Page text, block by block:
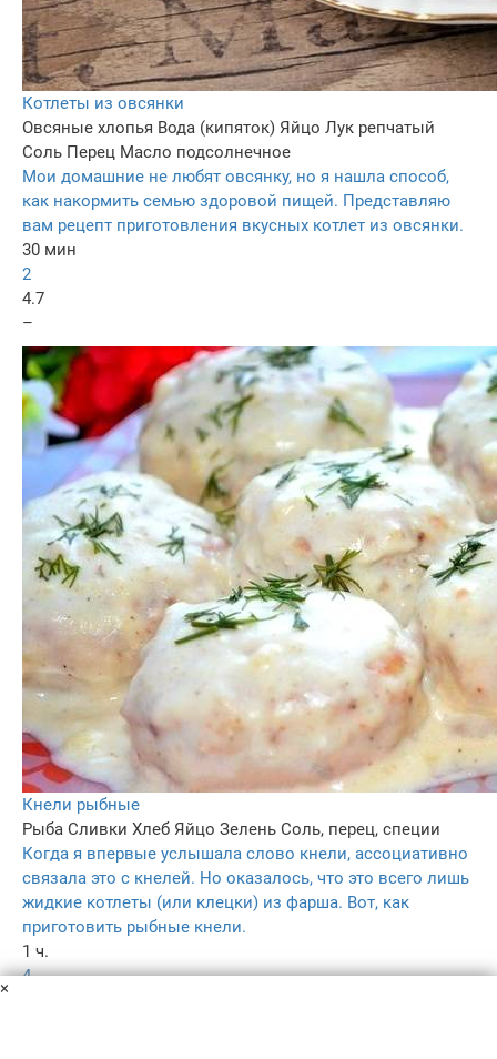
Котлеты из овсянки
Овсяные хлопья Вода (кипяток) Яйцо Лук репчатый
Соль Перец Масло подсолнечное
Мои домашние не любят овсянку, но я нашла способ,
как накормить семью здоровой пищей. Представляю
вам рецепт приготовления вкусных котлет из овсянки.
30 мин
2
4.7
–
Кнели рыбные
Рыба Сливки Хлеб Яйцо Зелень Соль, перец, специи
Когда я впервые услышала слово кнели, ассоциативно
связала это с кнелей. Но оказалось, что это всего лишь
жидкие котлеты (или клецки) из фарша. Вот, как
приготовить рыбные кнели.
1 ч.
4
×